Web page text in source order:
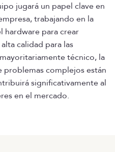
jugará un papel clave en
trabajando en la
hardware para crear
calidad para las
técnico, la
problemas complejos están
significativamente al
en el mercado.